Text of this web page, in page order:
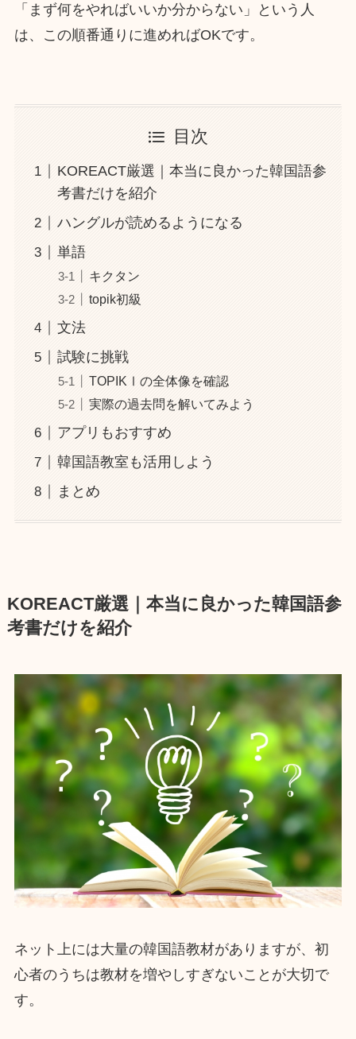
「まず何をやればいいか分からない」という人
は、この順番通りに進めればOKです。
目次
KOREACT厳選｜本当に良かった韓国語参
考書だけを紹介
ハングルが読めるようになる
単語
キクタン
topik初級
文法
試験に挑戦
TOPIKⅠの全体像を確認
実際の過去問を解いてみよう
アプリもおすすめ
韓国語教室も活用しよう
まとめ
KOREACT厳選｜本当に良かった韓国語参
考書だけを紹介
ネット上には大量の韓国語教材がありますが、初
心者のうちは教材を増やしすぎないことが大切で
す。